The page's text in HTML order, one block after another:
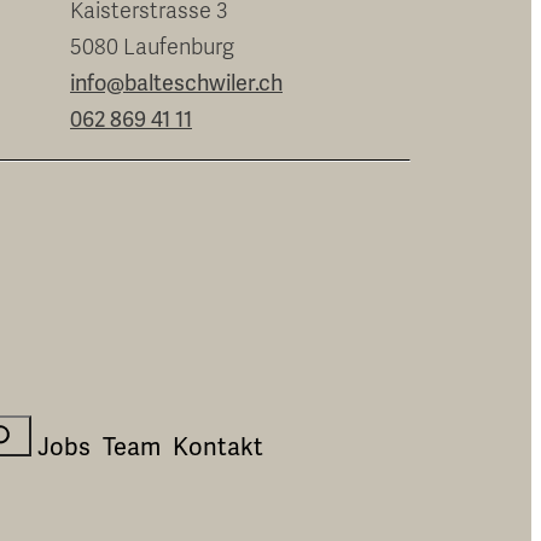
Kaisterstrasse 3
5080 Laufenburg
info@balteschwiler.ch
062 869 41 11
Jobs Team Kontakt